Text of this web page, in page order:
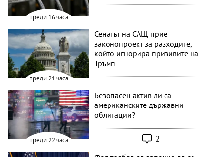
преди 16 часа
преди 21 часа
Сенатът на САЩ прие
законопроект за разходите,
който игнорира призивите на
Тръмп
преди 22 часа
Безопасен актив ли са
американските държавни
облигации?
2